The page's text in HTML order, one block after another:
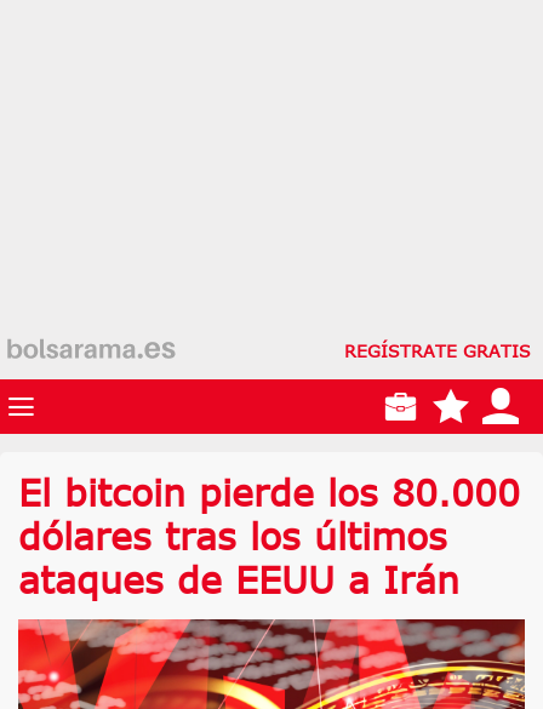
REGÍSTRATE GRATIS
El bitcoin pierde los 80.000
dólares tras los últimos
ataques de EEUU a Irán